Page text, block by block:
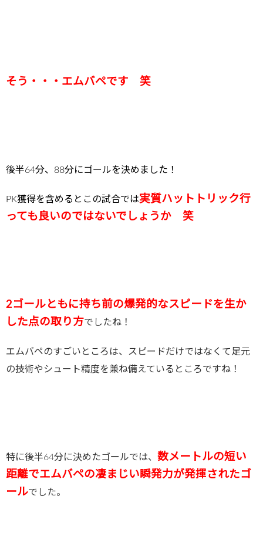
そう・・・エムバペです 笑
後半64分、88分にゴールを決めました！
PK獲得を含めるとこの試合では実質ハットトリック行
っても良いのではないでしょうか 笑
2ゴールともに持ち前の爆発的なスピードを生か
した点の取り方でしたね！
エムバペのすごいところは、スピードだけではなくて足元
の技術やシュート精度を兼ね備えているところですね！
特に後半64分に決めたゴールでは、 数メートルの短い
距離でエムバペの凄まじい瞬発力が発揮されたゴ
ールでした。